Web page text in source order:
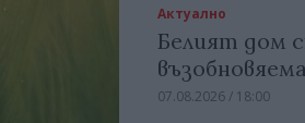
Актуално
Белият дом
07.08.2026 / 18:00